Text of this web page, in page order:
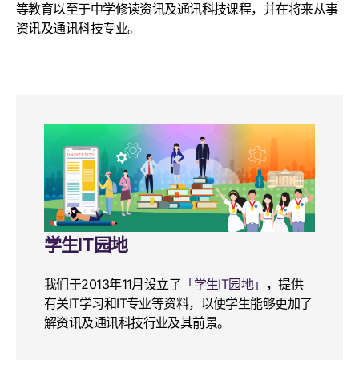
等教育以至于中学修读资讯及通讯科技课程，并在将来从事
资讯及通讯科技专业。
学生IT园地
我们于2013年11月设立了 「学生IT园地」 ，提供
有关IT学习和IT专业等资料，以便学生能够更加了
解资讯及通讯科技行业及其前景。